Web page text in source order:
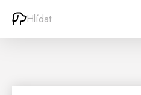
Hlídat